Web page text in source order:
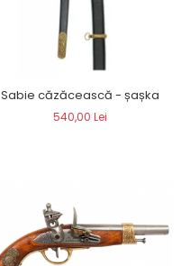
Sabie căzăcească - șașka
540,00 Lei